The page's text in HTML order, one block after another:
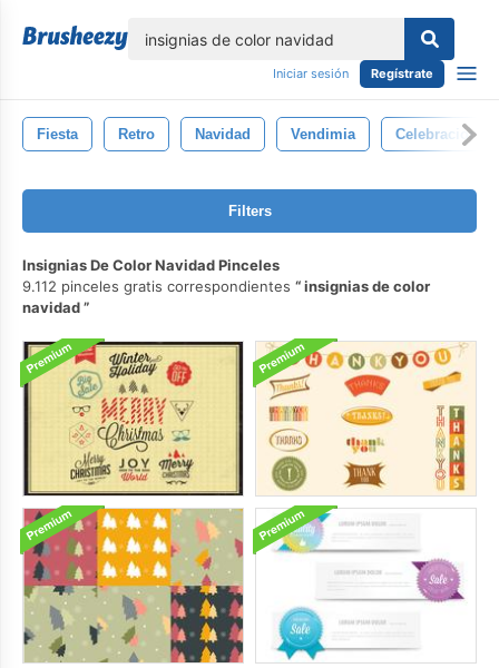
Iniciar sesión Regístrate
Fiesta Retro Navidad Vendimia Celebracion
Filters
Insignias De Color Navidad Pinceles
9.112 pinceles gratis correspondientes
insignias de color
navidad